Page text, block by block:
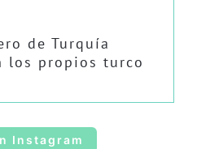
de Turquía
los propios turco
Instagram